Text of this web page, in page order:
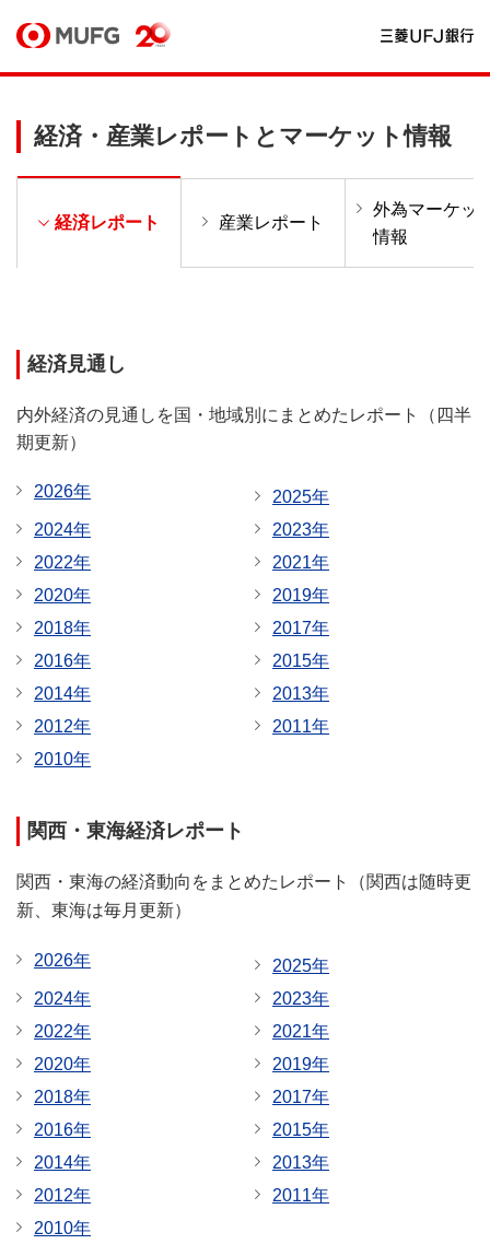
経済・産業レポートとマーケット情報
経済レポート 産業レポート
外為マーケッ
情報
経済見通し
内外経済の見通しを国・地域別にまとめたレポート（四半
期更新）
2026年
2025年
2024年
2023年
2022年
2021年
2020年
2019年
2018年
2017年
2016年
2015年
2014年
2013年
2012年
2011年
2010年
関西・東海経済レポート
関西・東海の経済動向をまとめたレポート（関西は随時更
新、東海は毎月更新）
2026年
2025年
2024年
2023年
2022年
2021年
2020年
2019年
2018年
2017年
2016年
2015年
2014年
2013年
2012年
2011年
2010年